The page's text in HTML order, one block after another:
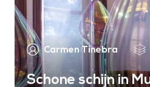
Carmen Tinebra
Schone schijn in